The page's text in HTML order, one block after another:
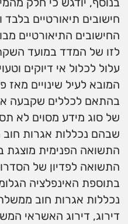
בנוסף, יודגש כי חלק
חישובים תיאורטיים
החישובים התיאורטיים
לזו של המדד במועד
עלול לכלול אי דיוקים
המובא לעיל שינויים
בהתאם לכללים שקבעה
שבהם נכללות אגרות חוב
התשואה הפנימית מוצגת
התשואה לפדיון של
בתוספת האינפלציה
נכללות אגרות חוב
דירוג, דירוג האשראי